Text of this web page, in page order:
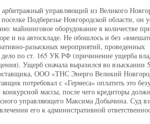
арбитражный управляющий из Великого
Подберезье Новгородской области, он
майнинговое оборудование в количестве
и на автоскладе. Не обошлось и без
разыскных мероприятий, проведенных
по ст. 165 УК РФ (причинение ущерба
Ущерб сначала выразился во взыскании
ООО «ТНС Энерго Великий
потребовал с «Гермеса» оплатить это
массы, после чего кредиторы
управляющего Максима Добычина. Суд
его к административной